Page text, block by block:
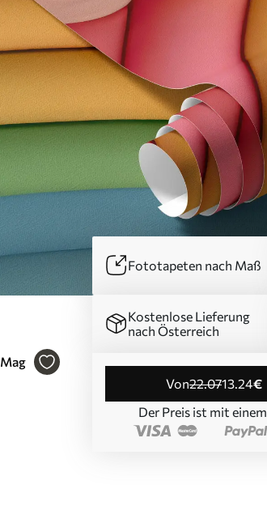
Mag
Fototapeten nach Maß
Kostenlose Lieferung
nach Österreich
von22.0713.24€
Der Preis ist mit einem